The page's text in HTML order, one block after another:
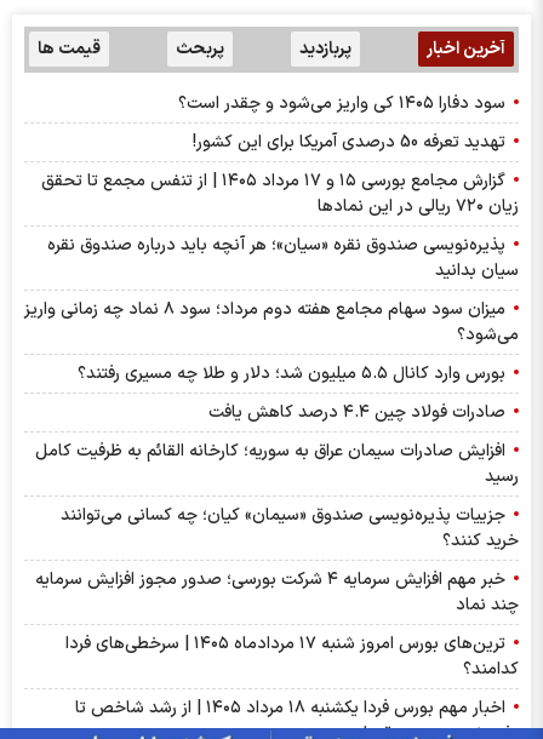
آخرین اخبار پربازدید پربحث قیمت ها
سود دفارا ۱۴۰۵ کی واریز می‌شود و چقدر است؟
تهدید تعرفه 50 درصدی آمریکا برای این کشور!
گزارش مجامع بورسی ۱۵ و ۱۷ مرداد ۱۴۰۵ | از تنفس مجمع تا تحقق
زیان ۷۲۰ ریالی در این نماد‌ها
پذیره‌نویسی صندوق نقره «سیان»؛ هر آنچه باید درباره صندوق نقره
سیان بدانید
میزان سود سهام مجامع هفته دوم مرداد؛ سود ۸ نماد چه زمانی واریز
می‌شود؟
بورس وارد کانال ۵.۵ میلیون شد؛ دلار و طلا چه مسیری رفتند؟
صادرات فولاد چین ۴.۴ درصد کاهش یافت
افزایش صادرات سیمان عراق به سوریه؛ کارخانه القائم به ظرفیت کامل
رسید
جزییات پذیره‌نویسی صندوق «سیمان» کیان؛ چه کسانی می‌توانند
خرید کنند؟
خبر مهم افزایش سرمایه ۴ شرکت بورسی؛ صدور مجوز افزایش سرمایه
چند نماد
ترین‌های بورس امروز شنبه ۱۷ مردادماه ۱۴۰۵ | سرخطی‌های فردا
کدامند؟
اخبار مهم بورس فردا یکشنبه ۱۸ مرداد ۱۴۰۵ | از رشد شاخص تا
پذیره‌نویسی صندوق‌ها